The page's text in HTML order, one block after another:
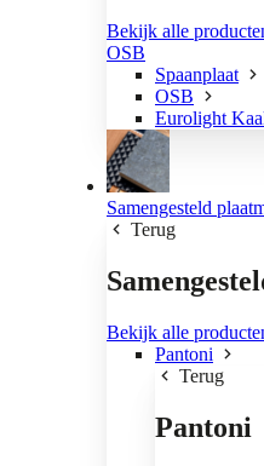
Bekijk alle
OSB
Spaanplaat
OSB
Eurolight
Samengesteld
Terug
Bekijk alle
Pantoni
Terug
Pantoni